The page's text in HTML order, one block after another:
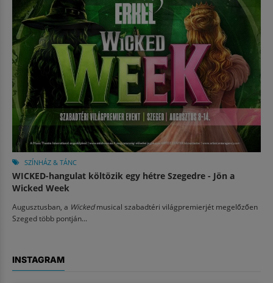
SZÍNHÁZ & TÁNC
WICKED-hangulat költözik egy hétre Szegedre - Jön a
Wicked Week
Augusztusban, a Wickedmusical szabadtéri világpremierjét megelőzően
Szeged több pontján...
INSTAGRAM